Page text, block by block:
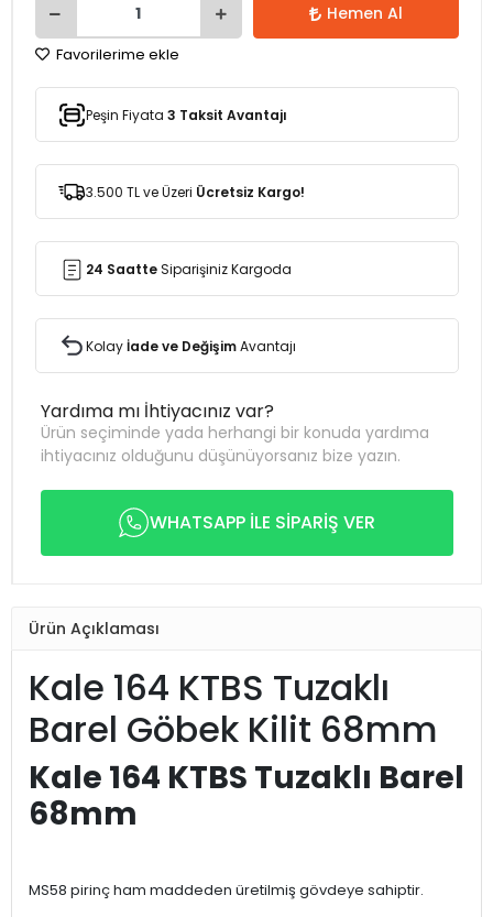
Hemen Al
Favorilerime ekle
Peşin Fiyata 3 Taksit Avantajı
3.500 TL ve Üzeri Ücretsiz Kargo!
24 SaatteSiparişiniz Kargoda
Kolayİade ve DeğişimAvantajı
Yardıma mı İhtiyacınız var?
Ürün seçiminde yada herhangi bir konuda yardıma
ihtiyacınız olduğunu düşünüyorsanız bize yazın.
WHATSAPP İLE SİPARİŞ VER
Ürün Açıklaması
Kale 164 KTBS Tuzaklı
Barel Göbek Kilit 68mm
Kale 164 KTBS Tuzaklı Barel
68mm
MS58 pirinç ham maddeden üretilmiş gövdeye sahiptir.